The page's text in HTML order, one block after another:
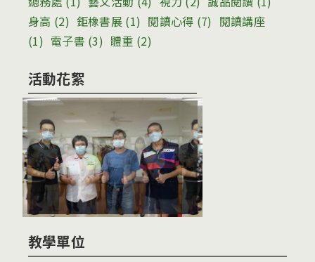
身高 (2) 鉅橡書展 (1) 閱讀心得 (7) 閱讀講座
(1) 電子書 (3) 體重 (2)
活動花絮
教學單位